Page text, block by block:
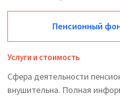
Пенсионный
Услуги и стоимость
Сфера деятельности
внушительна. Полная